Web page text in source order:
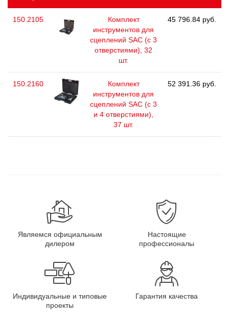
150.2105
Комплект
инструментов для
сцеплений SAC (с 3
отверстиями), 32
шт.
45 796.84 руб.
150.2160
Комплект
инструментов для
сцеплений SAC (с 3
и 4 отверстиями),
37 шт.
52 391.36 руб.
Являемся официальным
дилером
Настоящие
профессионалы
Индивидуальные и типовые
проекты
Гарантия качества